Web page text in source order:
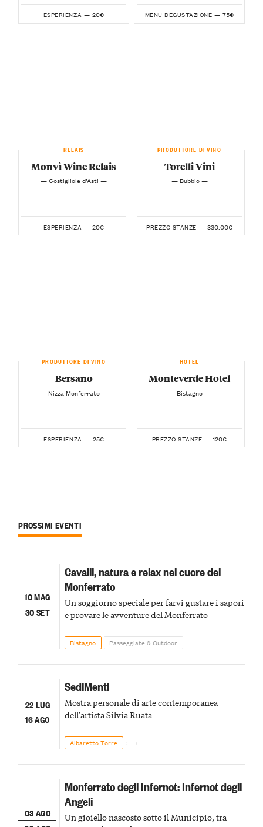
ESPERIENZA — 20€ MENU DEGUSTAZIONE — 75€
RELAIS
Monvì Wine Relais
— Costigliole d’Asti —
ESPERIENZA — 20€
PRODUTTORE DI VINO
Torelli Vini
— Bubbio —
PREZZO STANZE — 330.00€
PRODUTTORE DI VINO
Bersano
— Nizza Monferrato —
ESPERIENZA — 25€
HOTEL
Monteverde Hotel
— Bistagno —
PREZZO STANZE — 120€
PROSSIMI EVENTI
10 MAG
30 SET
Cavalli, natura e relax nel cuore del
Monferrato
Un soggiorno speciale per farvi gustare i sapori
e provare le avventure del Monferrato
Bistagno Passeggiate & Outdoor
22 LUG
16 AGO
SediMenti
Mostra personale di arte contemporanea
dell'artista Silvia Ruata
Albaretto Torre
03 AGO
Monferrato degli Infernot: Infernot degli
Angeli
Un gioiello nascosto sotto il Municipio, tra